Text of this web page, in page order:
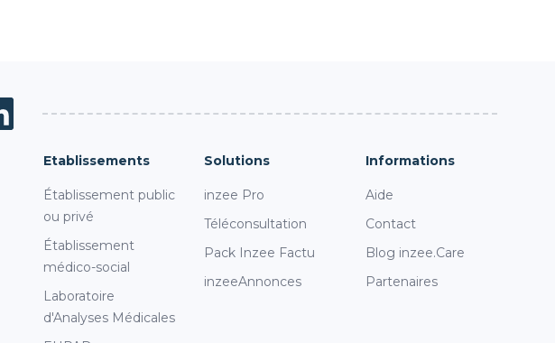
Etablissements
Établissement public
ou privé
Établissement
médico-social
Laboratoire
d'Analyses Médicales
Solutions
inzee Pro
Téléconsultation
Pack Inzee Factu
inzeeAnnonces
Informations
Aide
Contact
Blog inzee.Care
Partenaires